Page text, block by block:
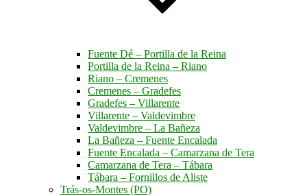
Fuente Dé – Portilla de la Reina
Portilla de la Reina – Riano
Riano – Cremenes
Cremenes – Gradefes
Gradefes – Villarente
Villarente – Valdevimbre
Valdevimbre – La Bañeza
La Bañeza – Fuente Encalada
Fuente Encalada – Camarzana de Tera
Camarzana de Tera – Tábara
Tábara – Fornillos de Aliste
Trás-os-Montes (PO)